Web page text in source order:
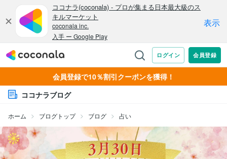
会員登録で10％割引クーポンを獲得！
ココナラブログ
ホーム ブログトップ ブログ 占い